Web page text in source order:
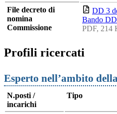
File decreto di
nomina
Commissione
DD 3
Bando
PDF, 214
Profili ricercati
Esperto nell’ambito
N.posti /
incarichi
Tipo